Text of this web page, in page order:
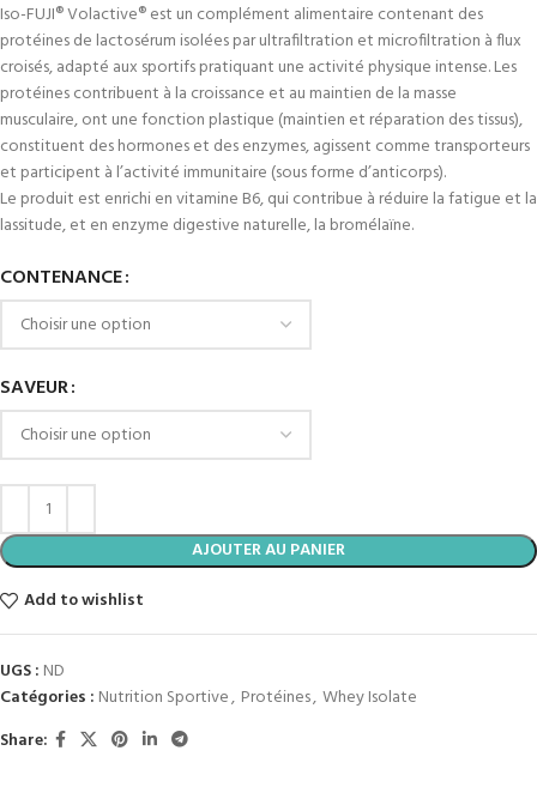
Iso-FUJI® Volactive® est un complément alimentaire contenant des
protéines de lactosérum isolées par ultrafiltration et microfiltration à flux
croisés, adapté aux sportifs pratiquant une activité physique intense. Les
protéines contribuent à la croissance et au maintien de la masse
musculaire, ont une fonction plastique (maintien et réparation des tissus),
constituent des hormones et des enzymes, agissent comme transporteurs
et participent à l’activité immunitaire (sous forme d’anticorps).
Le produit est enrichi en vitamine B6, qui contribue à réduire la fatigue et la
lassitude, et en enzyme digestive naturelle, la bromélaïne.
CONTENANCE
SAVEUR
AJOUTER AU PANIER
Add to wishlist
UGS : ND
Catégories : Nutrition Sportive, Protéines, Whey Isolate
Share: